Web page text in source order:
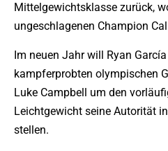
Mittelgewichtsklasse zurück,
ungeschlagenen Champion
Im neuen Jahr will Ryan
kampferprobten olympischen
Luke Campbell um den
Leichtgewicht seine Autorität
stellen.